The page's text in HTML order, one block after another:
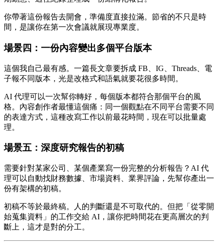
你帶著這份報告去開會，準備度直接拉滿。節省的不只是時
間，是讓你在第一次會議就展現專業度。
場景四：一份內容變出多個平台版本
這個我自己最有感。一篇長文章要拆成 FB、IG、Threads、電
子報不同版本，光是改格式和語氣就要花很多時間。
AI 代理可以一次幫你轉好，每個版本都符合那個平台的風
格。內容創作者最懂這個痛：同一個觀點在不同平台需要不同
的表達方式，這種改寫工作以前最花時間，現在可以批量處
理。
場景五：深度研究報告的初稿
需要針對某家公司、某個產業寫一份完整的分析報告？AI 代
理可以自動找財務數據、市場資料、業界評論，先幫你產出一
份有架構的初稿。
初稿不等於最終稿。人的判斷還是不可取代的。但把「從零開
始蒐集資料」的工作交給 AI，讓你把時間花在更高層次的判
斷上，這才是對的分工。